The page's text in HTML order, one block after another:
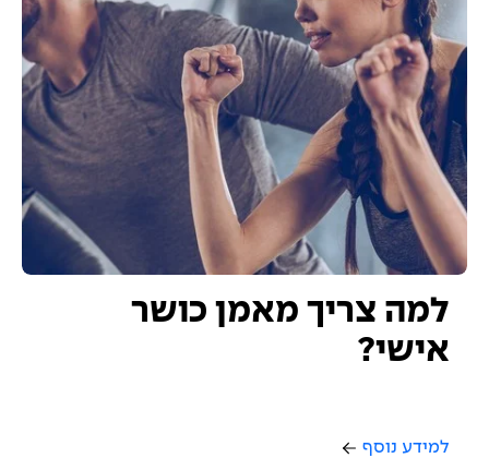
למה צריך מאמן כושר
אישי?
למידע נוסף